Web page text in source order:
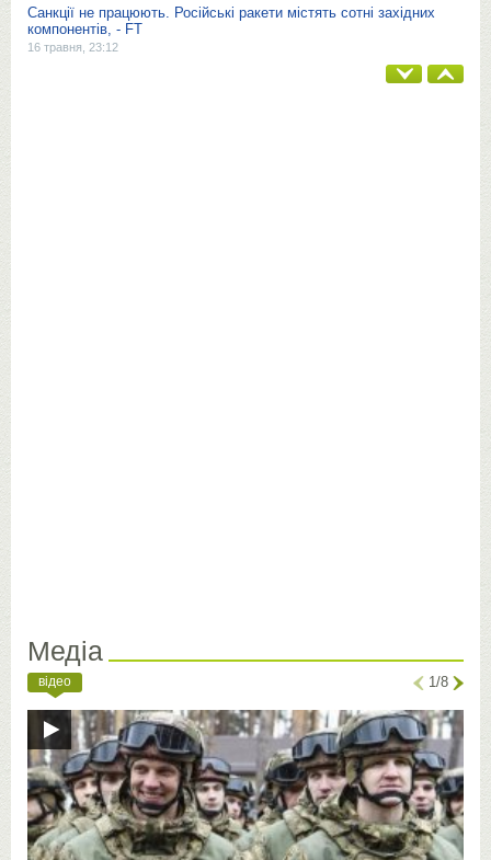
Санкції не працюють. Російські ракети містять сотні західних
компонентів, - FT
16 травня, 23:12
Медіа
відео 1/8